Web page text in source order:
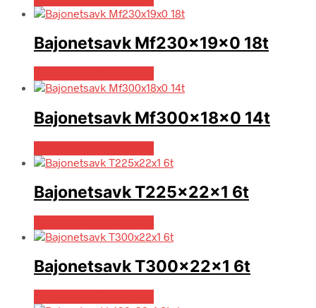
Bajonetsavk Mf230x19x0 18t
Bajonetsavk Mf300x18x0 14t
Bajonetsavk T225x22x1 6t
Bajonetsavk T300x22x1 6t